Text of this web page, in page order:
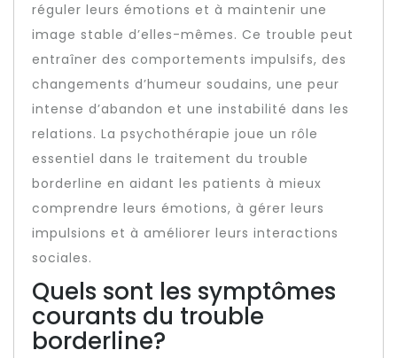
réguler leurs émotions et à maintenir une
image stable d’elles-mêmes. Ce trouble peut
entraîner des comportements impulsifs, des
changements d’humeur soudains, une peur
intense d’abandon et une instabilité dans les
relations. La psychothérapie joue un rôle
essentiel dans le traitement du trouble
borderline en aidant les patients à mieux
comprendre leurs émotions, à gérer leurs
impulsions et à améliorer leurs interactions
sociales.
Quels sont les symptômes
courants du trouble
borderline?